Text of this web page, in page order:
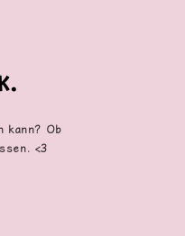
kann? Ob
<3